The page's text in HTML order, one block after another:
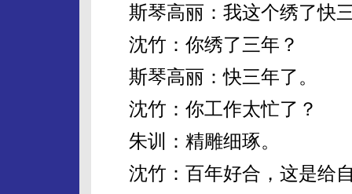
斯琴高丽：我这个绣了快
沈竹：你绣了三年？
斯琴高丽：快三年了。
沈竹：你工作太忙了？
朱训：精雕细琢。
沈竹：百年好合，这是给